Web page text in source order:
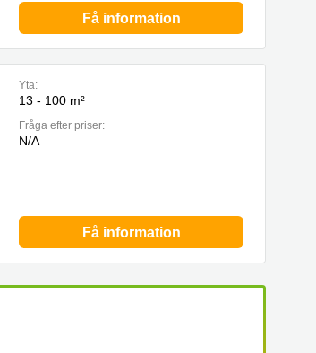
Få information
Yta:
13 - 100 m²
Fråga efter priser:
N/A
Få information